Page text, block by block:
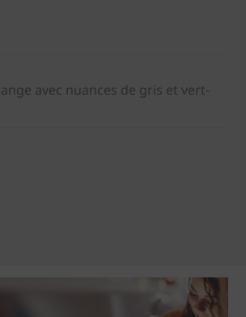
avec nuances de gris et vert-